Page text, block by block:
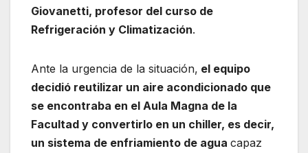
Giovanetti, profesor del curso de
Refrigeración y Climatización.
Ante la urgencia de la situación, el equipo
decidió reutilizar un aire acondicionado que
se encontraba en el Aula Magna de la
Facultad y convertirlo en un chiller, es decir,
un sistema de enfriamiento de agua capaz